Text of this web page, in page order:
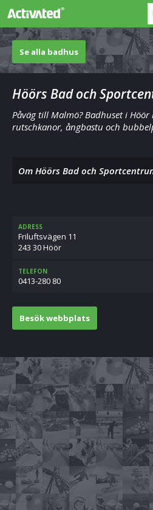
Se alla badhus
Höörs Bad och
Påväg till Malmö? Badhuset i Höör
rutschkanor, ångbastu och
Om Höörs Bad och
ADRESS
Friluftsvägen 11
243 30 Höör
TELEFON
0413-280 80
Besök webbplats